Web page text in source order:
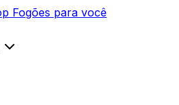
Fogões para você